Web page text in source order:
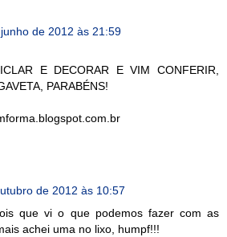
de 2012 às 21:59
E DECORAR E VIM CONFERIR,
PARABÉNS!
de 2012 às 10:57
que vi o que podemos fazer com as
achei uma no lixo, humpf!!!